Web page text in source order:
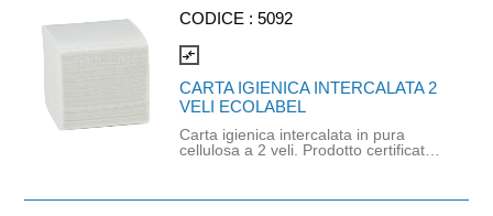
CODICE :5092
compare_arrows
CARTA IGIENICA INTERCALATA 2
VELI ECOLABEL
Carta igienica intercalata in pura
cellulosa a 2 veli. Prodotto certificato